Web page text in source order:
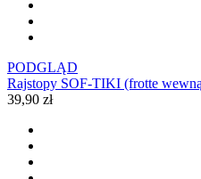
PODGLĄD
Rajstopy SOF-TIKI (frotte
39,90 zł